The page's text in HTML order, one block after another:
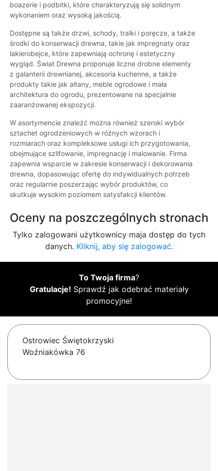
boazerie i podbitki, które charakteryzują się solidnym
wykonaniem oraz wysoką jakością.
Dostępne są także drzwi, schody, tralki i poręcze, a także
środki do konserwacji drewna, takie jak impregnaty oraz
lakierobejce, które zapewniają ochronę i estetyczny
wygląd. Świat Drewna proponuje liczne drobne elementy
z galanterii drewnianej, akcesoria kuchenne, a także
produkty takie jak altany, meble ogrodowe i mała
architektura do ogrodu, prezentowane na specjalnie
zaaranżowanej ekspozycji.
W asortymencie znaleźć można również szeroki wybór
sztachet ogrodzeniowych w różnych wzorach i
rozmiarach oraz kompleksowe usługi ich przygotowania,
obejmujące szlifowanie, impregnację i malowanie. Firma
zapewnia wsparcie w zakresie konserwacji i dekorowania
drewna, dopasowując ofertę do indywidualnych potrzeb
oraz regularnie poszerzając wybór produktów, co
skutkuje wysokim poziomem satysfakcji klientów.
Oceny na poszczególnych stronach
Tylko zalogowani użytkownicy maja dostęp do tych
danych. Kliknij, aby się zalogować.
To Twoja firma?
Gratulacje! Sprawdź jak odebrać materiały
promocyjne!
Ostrowiec Świętokrzyski
Woźniakówka 76